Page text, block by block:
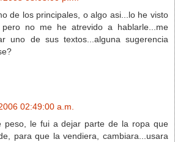
de los principales, o algo asi...lo he visto
pero no me he atrevido a hablarle...me
uno de sus textos...alguna sugerencia
02:49:00 a.m.
peso, le fui a dejar parte de la ropa que
para que la vendiera, cambiara...usara